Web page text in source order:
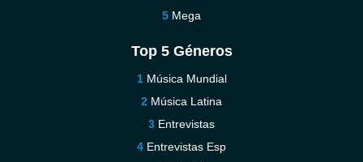
Mega
Top 5 Géneros
Música Mundial
Música Latina
Entrevistas
Entrevistas Esp